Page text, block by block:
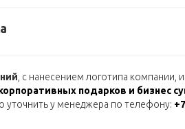
, с нанесением логотипа
подарков и бизнес
у менеджера по телефону: